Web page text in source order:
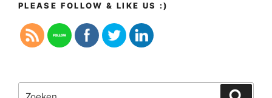
PLEASE FOLLOW & LIKE US :)